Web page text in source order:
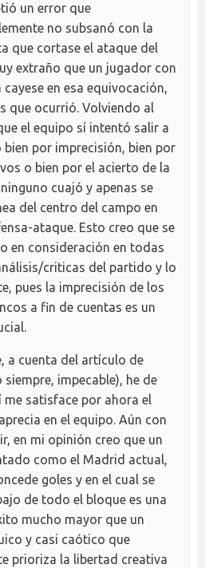
un error que
no subsanó con la
que cortase el ataque del
extraño que un jugador con
cayese en esa equivocación,
que ocurrió. Volviendo al
el equipo sí intentó salir a
bien por imprecisión, bien por
o bien por el acierto de la
cuajó y apenas se
del centro del campo en
ataque. Esto creo que se
en consideración en todas
criticas del partido y lo
pues la imprecisión de los
a fin de cuentas es un
a cuenta del artículo de
siempre, impecable), he de
me satisface por ahora el
en el equipo. Aún con
en mi opinión creo que un
como el Madrid actual,
goles y en el cual se
de todo el bloque es una
mucho mayor que un
y casi caótico que
prioriza la libertad creativa